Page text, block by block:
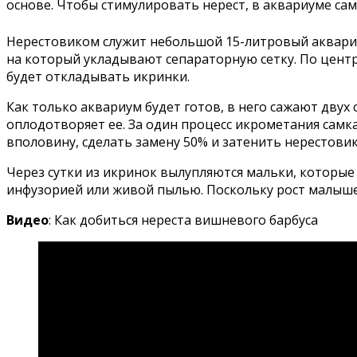
основе. Чтобы стимулировать нерест, в аквариуме
Нерестовиком служит небольшой 15-литровый
на который укладывают сепараторную сетку. По
будет откладывать икринки.
Как только аквариум будет готов, в него сажают двух
оплодотворяет ее. За один процесс икрометания
вполовину, сделать замену 50% и затенить
Через сутки из икринок вылупляются мальки,
инфузорией или живой пылью. Поскольку рост
Видео: Как добиться нереста вишневого барбуса